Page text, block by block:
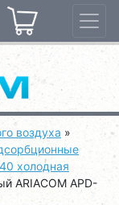
воздуха »
холодная
ARIACOM APD-